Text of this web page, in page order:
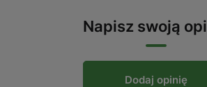
Napisz swoją
Dodaj opinię